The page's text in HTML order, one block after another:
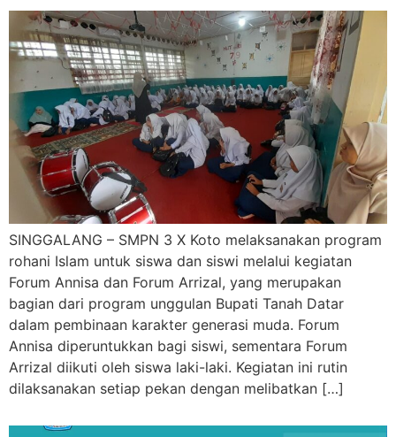
SINGGALANG – SMPN 3 X Koto melaksanakan program
rohani Islam untuk siswa dan siswi melalui kegiatan
Forum Annisa dan Forum Arrizal, yang merupakan
bagian dari program unggulan Bupati Tanah Datar
dalam pembinaan karakter generasi muda. Forum
Annisa diperuntukkan bagi siswi, sementara Forum
Arrizal diikuti oleh siswa laki-laki. Kegiatan ini rutin
dilaksanakan setiap pekan dengan melibatkan […]